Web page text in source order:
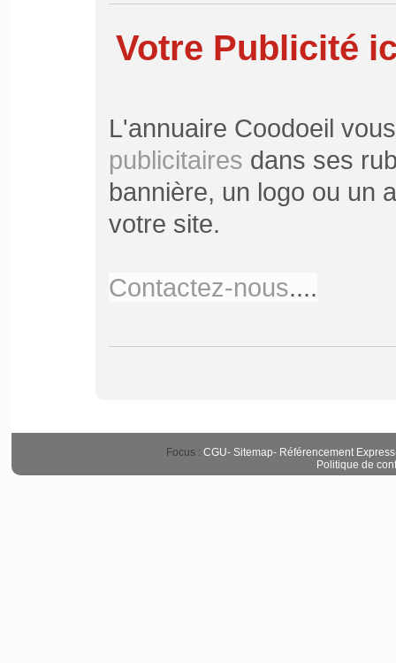
Votre Publicité
L'annuaire Coodoeil
publicitaires dans ses
bannière, un logo ou un
votre site.
Contactez-nous....
Focus : CGU- Sitemap- Référencement Express
Politique de